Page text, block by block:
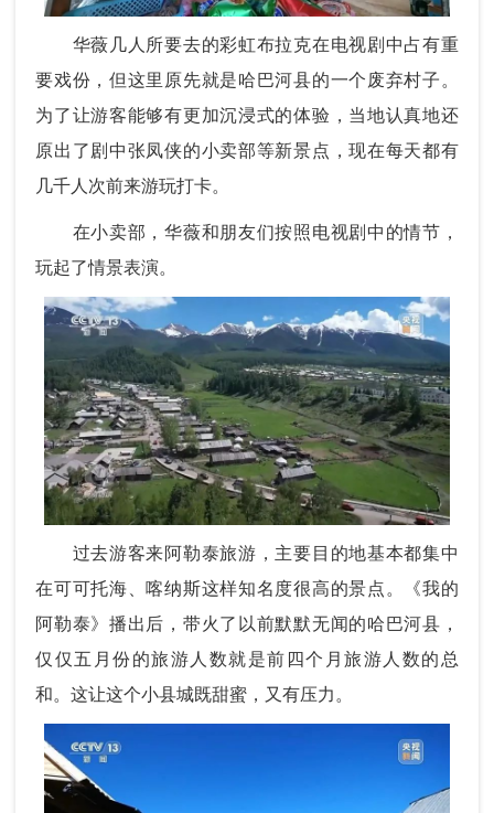
华薇几人所要去的彩虹布拉克在电视剧中占有重
要戏份，但这里原先就是哈巴河县的一个废弃村子。
为了让游客能够有更加沉浸式的体验，当地认真地还
原出了剧中张凤侠的小卖部等新景点，现在每天都有
几千人次前来游玩打卡。
在小卖部，华薇和朋友们按照电视剧中的情节，
玩起了情景表演。
过去游客来阿勒泰旅游，主要目的地基本都集中
在可可托海、喀纳斯这样知名度很高的景点。《我的
阿勒泰》播出后，带火了以前默默无闻的哈巴河县，
仅仅五月份的旅游人数就是前四个月旅游人数的总
和。这让这个小县城既甜蜜，又有压力。